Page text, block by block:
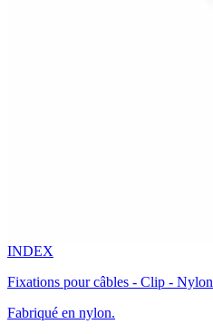
INDEX
Fixations pour câbles - Clip - Nylon
Fabriqué en nylon.